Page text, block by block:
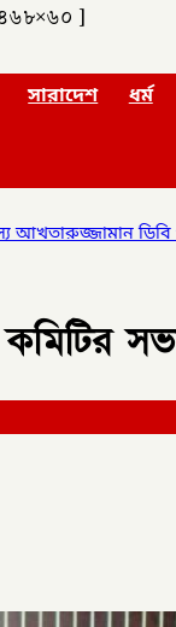
]
সারাদেশ ধর্ম
এর হাতে আটক,✦